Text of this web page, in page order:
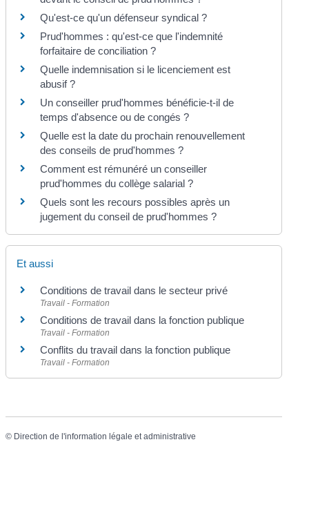
Qu'est-ce qu'un défenseur syndical ?
Prud'hommes : qu'est-ce que l'indemnité
forfaitaire de conciliation ?
Quelle indemnisation si le licenciement est
abusif ?
Un conseiller prud'hommes bénéficie-t-il de
temps d'absence ou de congés ?
Quelle est la date du prochain renouvellement
des conseils de prud'hommes ?
Comment est rémunéré un conseiller
prud'hommes du collège salarial ?
Quels sont les recours possibles après un
jugement du conseil de prud'hommes ?
Et aussi
Conditions de travail dans le secteur privé
Travail - Formation
Conditions de travail dans la fonction publique
Travail - Formation
Conflits du travail dans la fonction publique
Travail - Formation
© Direction de l'information légale et administrative